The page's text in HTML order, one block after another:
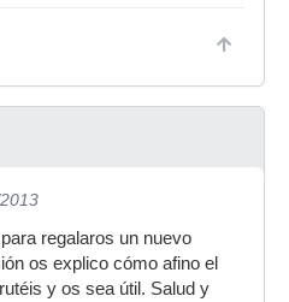
regalaros un nuevo
os explico cómo afino el
y os sea útil. Salud y